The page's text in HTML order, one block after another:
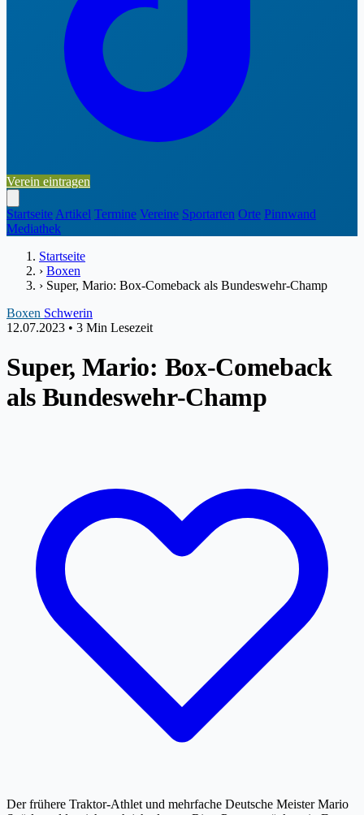
Verein eintragen
Startseite Artikel Termine Vereine Sportarten Orte Pinnwand
Mediathek
Startseite
› Boxen
› Super, Mario: Box-Comeback als Bundeswehr-Champ
Boxen Schwerin
12.07.2023 • 3 Min Lesezeit
Super, Mario: Box-Comeback
als Bundeswehr-Champ
Der frühere Traktor-Athlet und mehrfache Deutsche Meister Mario